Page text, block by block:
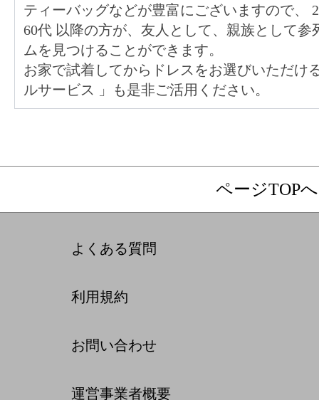
ティーバッグなどが豊富にございますので、
60代 以降の方が、友人として、親族として
ムを見つけることができます。
お家で試着してからドレスをお選びいただけ
ルサービス
」も是非ご活用ください。
ページTOPへ
よくある質問
利用規約
お問い合わせ
運営事業者概要